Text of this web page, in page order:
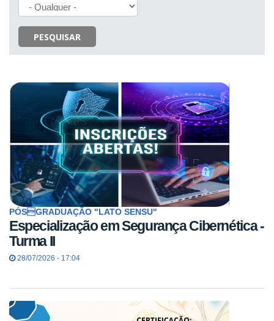
PESQUISAR
PÓSGRADUAÇÃO "LATO SENSU"
Especialização em Segurança Cibernética -
Turma II
28/07/2026 - 17:04